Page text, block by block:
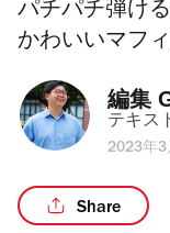
パチパチ弾け
かわいいマフ
編集
テキス
2023年3
Share